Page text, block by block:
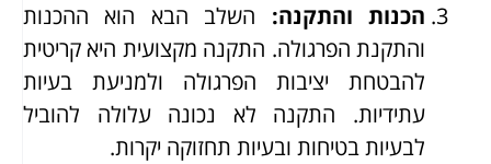
הכנות והתקנה: השלב הבא הוא ההכנות
והתקנת הפרגולה. התקנה מקצועית היא קריטית
להבטחת יציבות הפרגולה ולמניעת בעיות
עתידיות. התקנה לא נכונה עלולה להוביל
לבעיות בטיחות ובעיות תחזוקה יקרות.